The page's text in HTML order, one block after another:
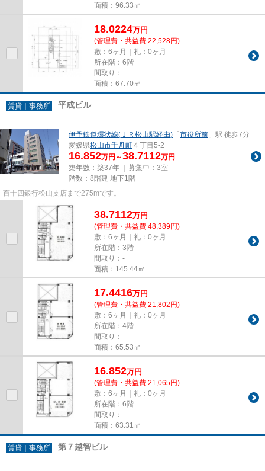
面積：96.33㎡
18.0224万円
(管理費・共益費 22,528円)
敷：6ヶ月｜礼：0ヶ月
所在階：6階
間取り：-
面積：67.70㎡
賃貸｜事務所 平成ビル
伊予鉄道環状線(ＪＲ松山駅経由) 「 市役所前 」駅 徒歩7分
愛媛県松山市千舟町 ４丁目5-2
16.852万円～38.7112万円
築年数：築37年 ｜募集中： 3室
階数：8階建 地下1階
百十四銀行松山支店まで275mです。
38.7112万円
(管理費・共益費 48,389円)
敷：6ヶ月｜礼：0ヶ月
所在階：3階
間取り：-
面積：145.44㎡
17.4416万円
(管理費・共益費 21,802円)
敷：6ヶ月｜礼：0ヶ月
所在階：4階
間取り：-
面積：65.53㎡
16.852万円
(管理費・共益費 21,065円)
敷：6ヶ月｜礼：0ヶ月
所在階：6階
間取り：-
面積：63.31㎡
賃貸｜事務所 第７越智ビル